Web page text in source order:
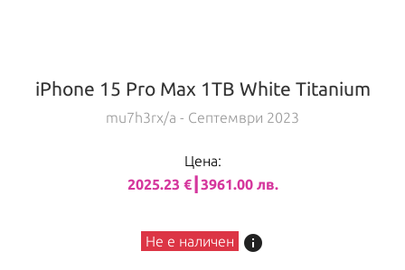
iPhone 15 Pro Max 1TB White Titanium
mu7h3rx/a - Септември 2023
Цена:
2025.23 €┃3961.00 лв.
Не е наличен info